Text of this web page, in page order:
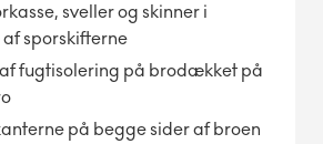
sveller og skinner i
sporskifterne
fugtisolering på brodækket på
på begge sider af broen